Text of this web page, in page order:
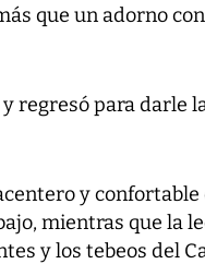
que un adorno
regresó para darle
y
mientras que la
y los tebeos del